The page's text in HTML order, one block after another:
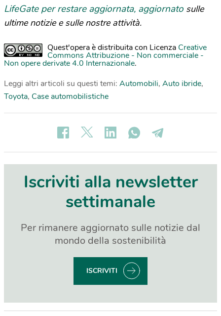
LifeGate per restare aggiornata, aggiornato sulle
ultime notizie e sulle nostre attività.
Quest'opera è distribuita con Licenza Creative
Commons Attribuzione - Non commerciale -
Non opere derivate 4.0 Internazionale.
Leggi altri articoli su questi temi: Automobili, Auto ibride,
Toyota, Case automobilistiche
Iscriviti alla newsletter
settimanale
Per rimanere aggiornato sulle notizie dal
mondo della sostenibilità
ISCRIVITI